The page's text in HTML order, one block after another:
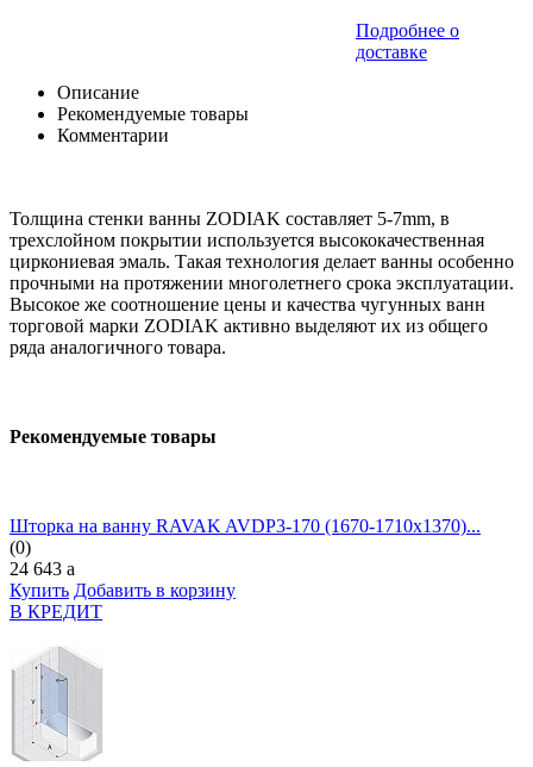
Подробнее о
доставке
Описание
Рекомендуемые товары
Комментарии
Толщина стенки ванны ZODIAK составляет 5-7mm, в
трехслойном покрытии используется высококачественная
циркониевая эмаль. Такая технология делает ванны особенно
прочными на протяжении многолетнего срока эксплуатации.
Высокое же соотношение цены и качества чугунных ванн
торговой марки ZODIAK активно выделяют их из общего
ряда аналогичного товара.
Рекомендуемые товары
Шторка на ванну RAVAK AVDP3-170 (1670-1710х1370)...
(0)
24 643 a
Купить Добавить в корзину
В КРЕДИТ